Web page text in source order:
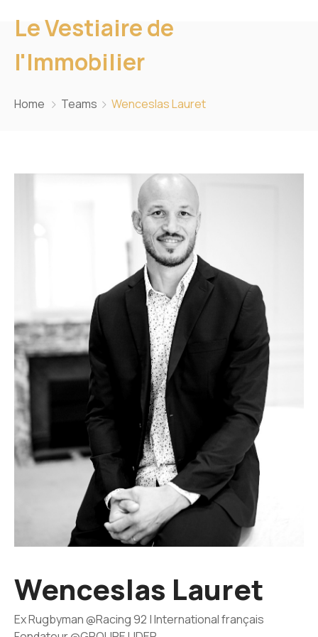
Le Vestiaire de
l'Immobilier
Home Teams Wenceslas Lauret
Wenceslas Lauret
Ex Rugbyman @Racing 92 | International français